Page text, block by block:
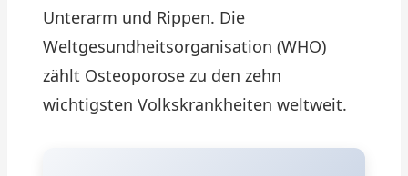
Unterarm und Rippen. Die
Weltgesundheitsorganisation (WHO)
zählt Osteoporose zu den zehn
wichtigsten Volkskrankheiten weltweit.